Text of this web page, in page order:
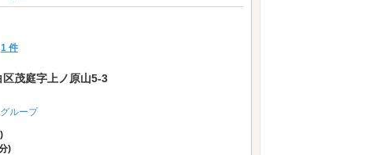
1 件
茂庭字上ノ原山5-3
ループ
)